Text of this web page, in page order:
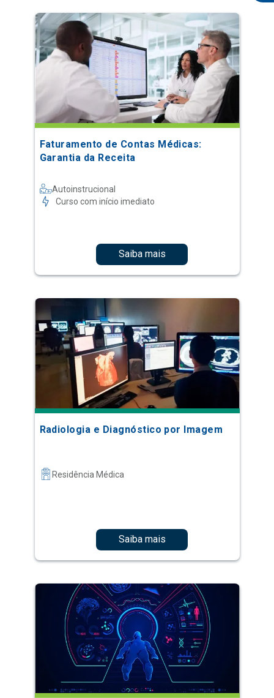
Faturamento de Contas Médicas:
Garantia da Receita
Autoinstrucional
Curso com início imediato
Saiba mais
Radiologia e Diagnóstico por Imagem
Residência Médica
Saiba mais